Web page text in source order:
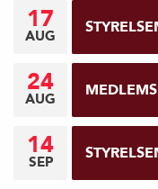
17
AUG
24
AUG
14
SEP